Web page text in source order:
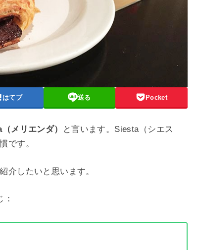
はてブ 送る Pocket
メリエンダ）
と言います。Siesta（シエス
です。
介したいと思います。